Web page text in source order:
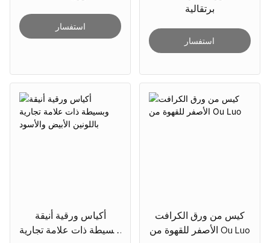
استفسار
برتقالية
استفسار
أكياس ورقية أنيقة
وبسيطة ذات علامة تجارية
كيس من ورق الكرافت
الأصفر للقهوة من Ou Luo